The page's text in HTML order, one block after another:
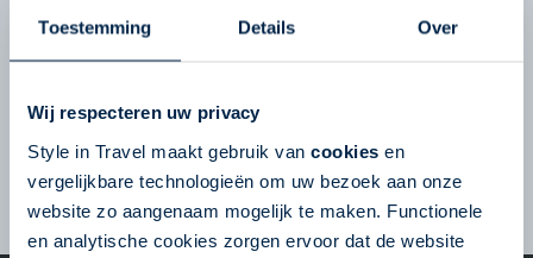
Toestemming Details Over
Wij respecteren uw privacy
Style in Travel maakt gebruik van cookies en
vergelijkbare technologieën om uw bezoek aan onze
website zo aangenaam mogelijk te maken. Functionele
en analytische cookies zorgen ervoor dat de website
en reisinspiratie voor uw volgende reis!
Volg ons op Social Media
VERSTUUR